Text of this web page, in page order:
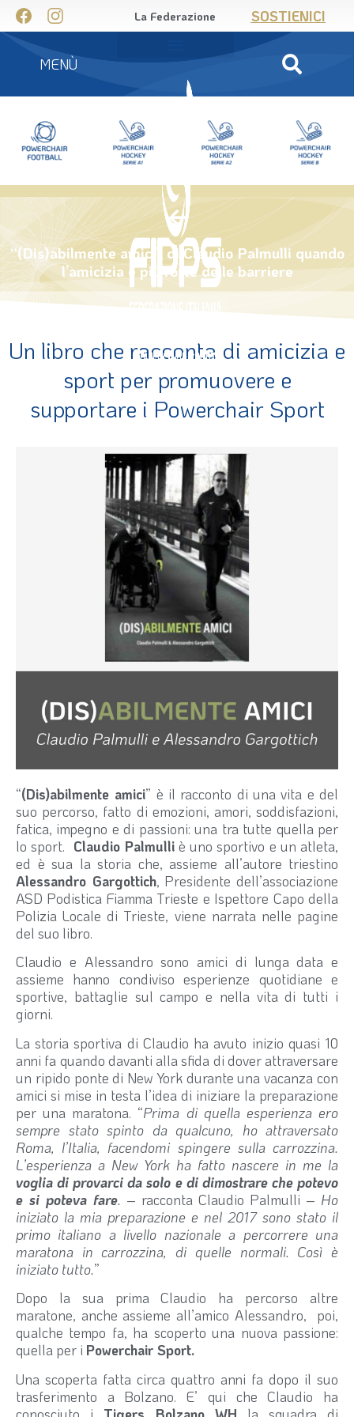
La Federazione SOSTIENICI
MENÙ
“(Dis)abilmente amici” di Claudio Palmulli quando
l’amicizia è più forte delle barriere
Un libro che racconta di amicizia e
sport per promuovere e
supportare i Powerchair Sport
“(Dis)abilmente amici” è il racconto di una vita e del
suo percorso, fatto di emozioni, amori, soddisfazioni,
fatica, impegno e di passioni: una tra tutte quella per
lo sport. Claudio Palmulliè uno sportivo e un atleta,
ed è sua la storia che, assieme all’autore triestino
Alessandro Gargottich, Presidente dell’associazione
ASD Podistica Fiamma Trieste e Ispettore Capo della
Polizia Locale di Trieste, viene narrata nelle pagine
del suo libro.
Claudio e Alessandro sono amici di lunga data e
assieme hanno condiviso esperienze quotidiane e
sportive, battaglie sul campo e nella vita di tutti i
giorni.
La storia sportiva di Claudio ha avuto inizio quasi 10
anni fa quando davanti alla sfida di dover attraversare
un ripido ponte di New York durante una vacanza con
amici si mise in testa l’idea di iniziare la preparazione
per una maratona. “Prima di quella esperienza ero
sempre stato spinto da qualcuno, ho attraversato
Roma, l’Italia, facendomi spingere sulla carrozzina.
L’esperienza a New York ha fatto nascere in me la
voglia di provarci da solo e di dimostrare che potevo
e si poteva fare. – racconta Claudio Palmulli – Ho
iniziato la mia preparazione e nel 2017 sono stato il
primo italiano a livello nazionale a percorrere una
maratona in carrozzina, di quelle normali. Così è
iniziato tutto.”
Dopo la sua prima Claudio ha percorso altre
maratone, anche assieme all’amico Alessandro, poi,
qualche tempo fa, ha scoperto una nuova passione:
quella per i Powerchair Sport.
Una scoperta fatta circa quattro anni fa dopo il suo
trasferimento a Bolzano. E’ qui che Claudio ha
conosciuto i Tigers Bolzano WH la squadra di